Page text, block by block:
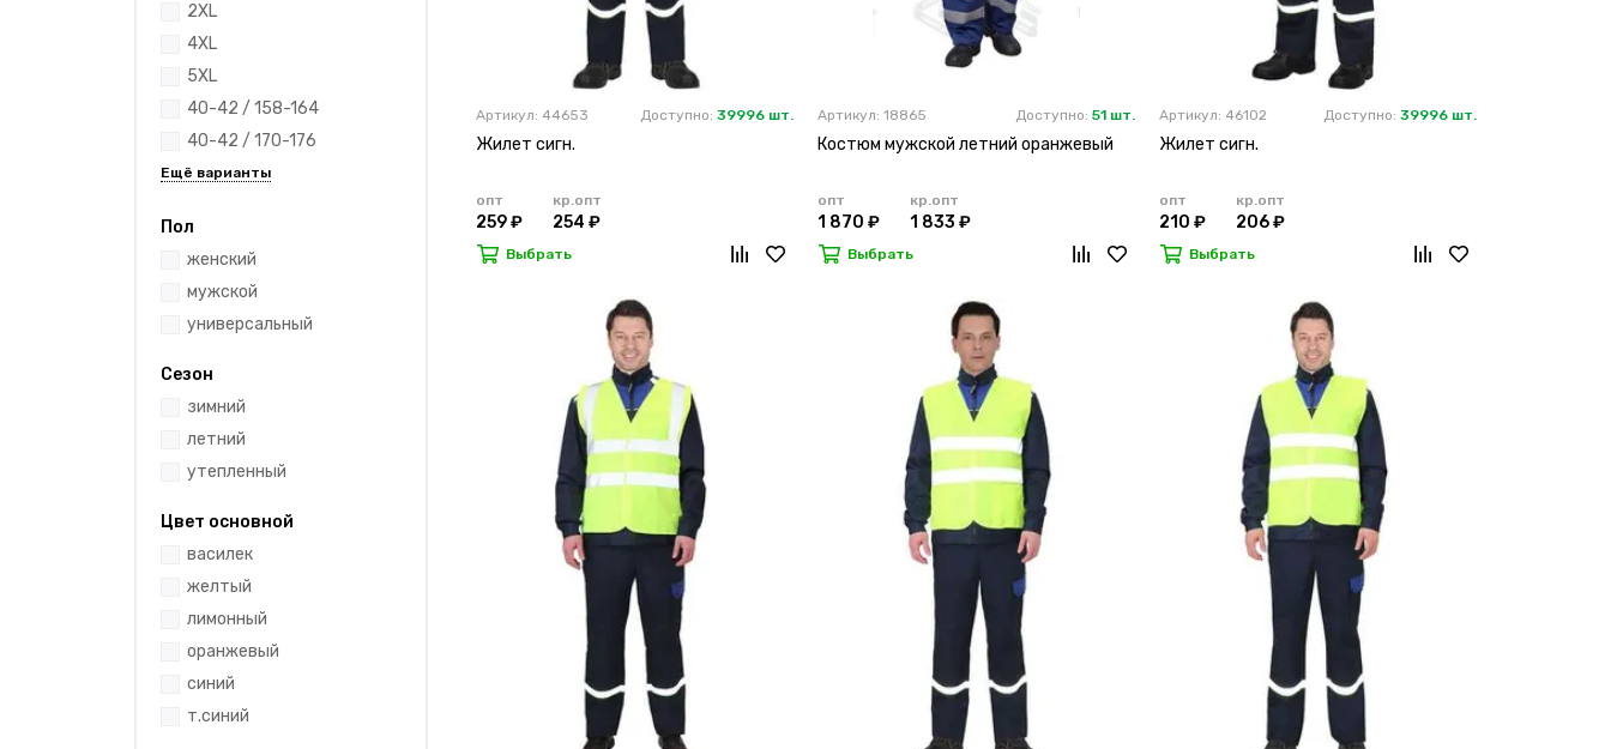
2XL
4XL
5XL
40-42 / 158-164
40-42 / 170-176
Пол
женский
мужской
универсальный
Сезон
зимний
летний
утепленный
Цвет основной
василек
желтый
лимонный
оранжевый
синий
т.синий
Артикул: 44653 Доступно: 39996 шт.
Жилет сигн.
опт
259 ₽
кр.опт
254 ₽
Выбрать
Артикул: 18865 Доступно: 51 шт.
Костюм мужской летний оранжевый
опт
1 870 ₽
кр.опт
1 833 ₽
Выбрать
Артикул: 46102 Доступно: 39996 шт.
Жилет сигн.
опт
210 ₽
кр.опт
206 ₽
Выбрать